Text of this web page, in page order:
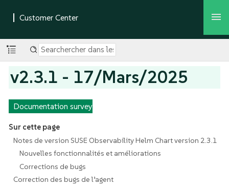
v2.3.1 - 17/Mars/2025
Documentation survey
Sur cette page
Notes de version SUSE Observability Helm Chart version 2.3.1
Nouvelles fonctionnalités et améliorations
Corrections de bugs
Correction des bugs de l’agent